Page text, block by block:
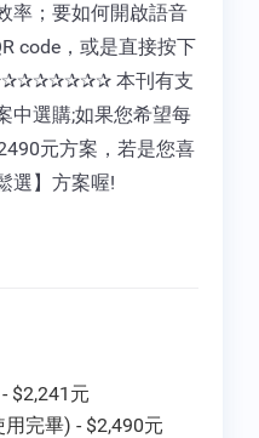
率；要如何開啟語音
code，或是直接按下
本刊有支
中選購;如果您希望每
元方案，若是您喜
選】方案喔!
$2,241元
用完畢) - $2,490元